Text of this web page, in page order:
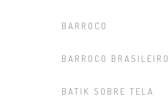
BARROCO
BARROCO BRASILEIRO
BATIK SOBRE TELA